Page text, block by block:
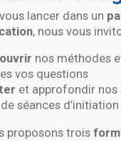
lancer dans un
, nous vous
nos méthodes
vos questions
et approfondir nos
de séances d’initiation
proposons trois